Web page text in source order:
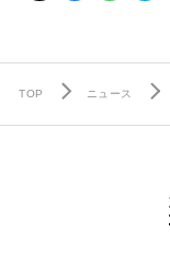
TOP ニュース